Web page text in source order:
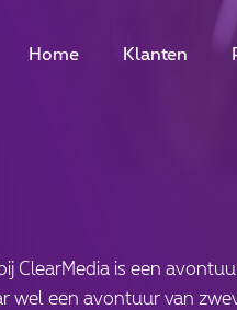
Home Klanten
ClearMedia is een
wel een avontuur van